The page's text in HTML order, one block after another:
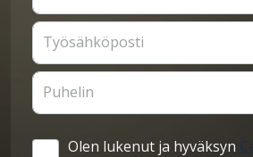
Työsähköposti
Puhelin
Olen lukenut ja hyväksyn